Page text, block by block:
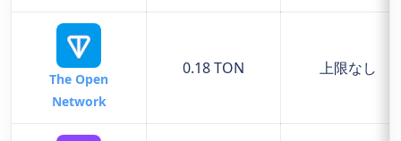
The Open
Network
0.18 TON 上限なし